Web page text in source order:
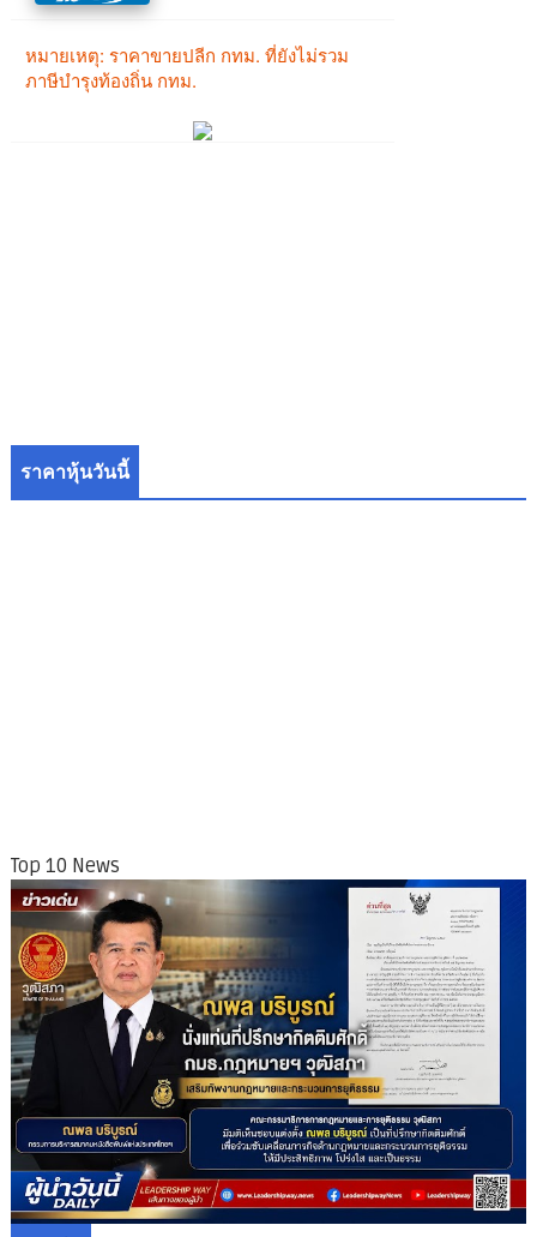
ราคาหุ้นวันนี้
Top 10 News